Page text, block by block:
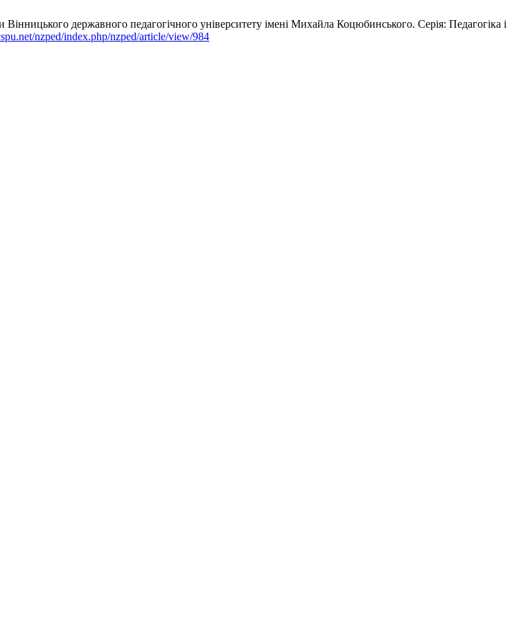
державного педагогічного університету імені Михайла Коцюбинського. Серія: Педагогіка і
nzped/index.php/nzped/article/view/984